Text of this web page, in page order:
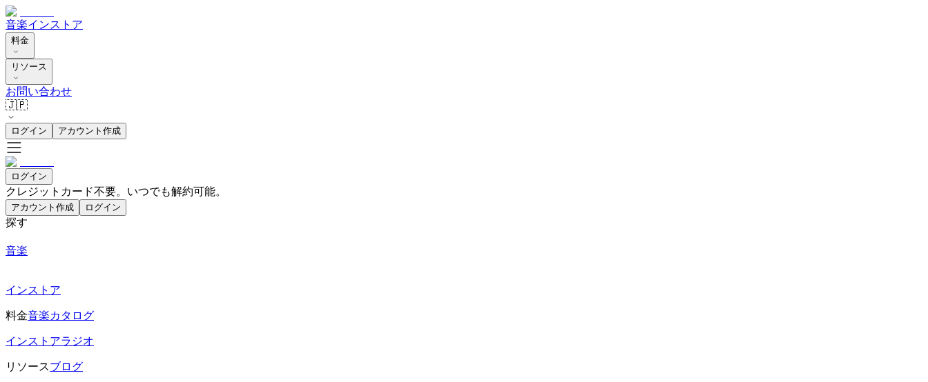
音楽インストア
料金
リソース
お問い合わせ
🇯🇵
ログイン アカウント作成
ログイン
クレジットカード不要。いつでも解約可能。
アカウント作成 ログイン
探す
音楽
インストア
料金音楽カタログ
インストアラジオ
リソースブログ